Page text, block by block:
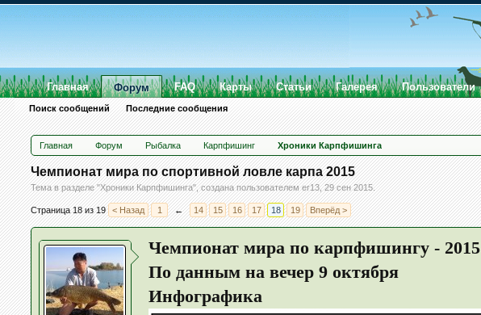
Главная Форум Рыбалка Карпфишинг Хроники Карпфишинга
Чемпионат мира по спортивной ловле карпа 2015
Тема в разделе "Хроники Карпфишинга", создана пользователемer13,29 сен 2015.
Страница 18 из 19 < Назад 1 ← 14 15 16 17 18 19 Вперёд >
Чемпионат мира по карпфишингу - 2015
По данным на вечер 9 октября
Инфографика
Главная Форум
Поиск сообщений Последние сообщения
FAQ Карты Статьи Галерея Пользователи